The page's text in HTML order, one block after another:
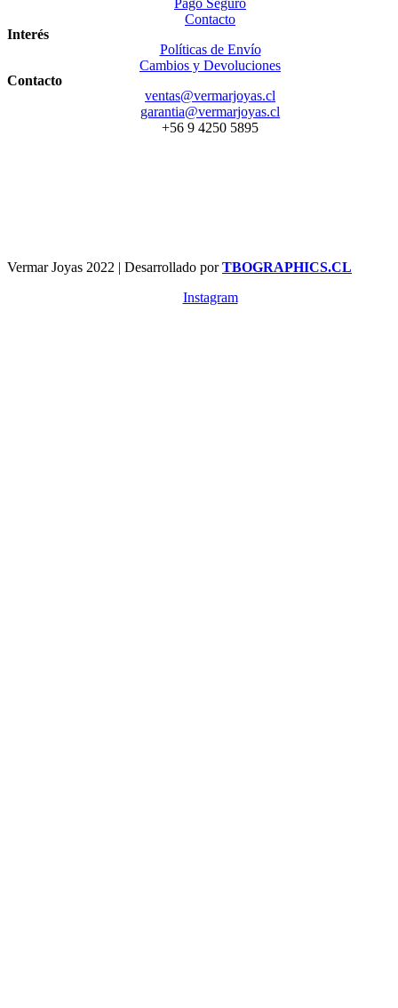
Contacto
Interés
Políticas de Envío
Cambios y Devoluciones
Contacto
ventas@vermarjoyas.cl
garantia@vermarjoyas.cl
+56 9 4250 5895
Vermar Joyas 2022 | Desarrollado porTBOGRAPHICS.CL
Instagram